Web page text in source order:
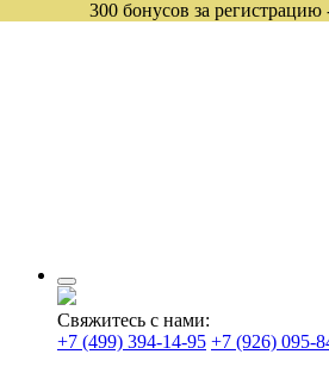
Свяжитесь с нами:
+7 (499) 394-14-95 +7 (926) 095-
300 бонусов за регистрацию